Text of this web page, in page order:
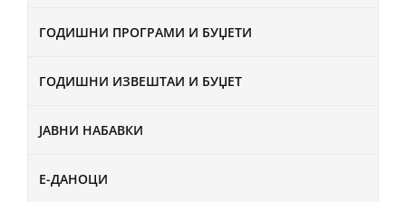
ГОДИШНИ ПРОГРАМИ И БУЏЕТИ
ГОДИШНИ ИЗВЕШТАИ И БУЏЕТ
ЈАВНИ НАБАВКИ
Е-ДАНОЦИ